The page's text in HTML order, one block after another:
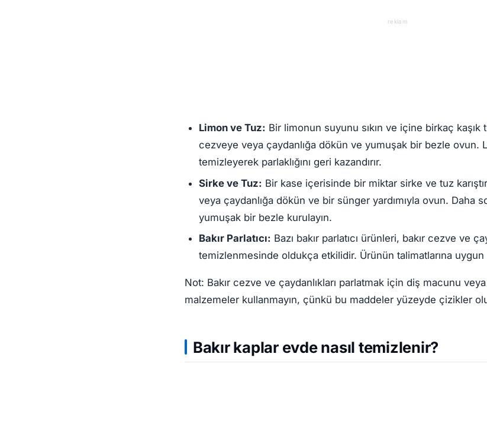
reklam
Limon ve Tuz: Bir limonun suyunu sıkın ve içine birkaç kaşık
cezveye veya çaydanlığa dökün ve yumuşak bir bezle ovun.
temizleyerek parlaklığını geri kazandırır.
Sirke ve Tuz: Bir kase içerisinde bir miktar sirke ve tuz
veya çaydanlığa dökün ve bir sünger yardımıyla ovun. Daha
yumuşak bir bezle kurulayın.
Bakır Parlatıcı: Bazı bakır parlatıcı ürünleri, bakır cezve ve
temizlenmesinde oldukça etkilidir. Ürünün talimatlarına uygun
Not: Bakır cezve ve çaydanlıkları parlatmak için diş macunu
malzemeler kullanmayın, çünkü bu maddeler yüzeyde çizikler
Bakır kaplar evde nasıl temizlenir?